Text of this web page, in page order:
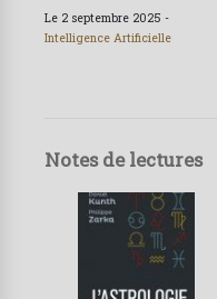
Le 2 septembre 2025 -
Intelligence Artificielle
Notes de lectures